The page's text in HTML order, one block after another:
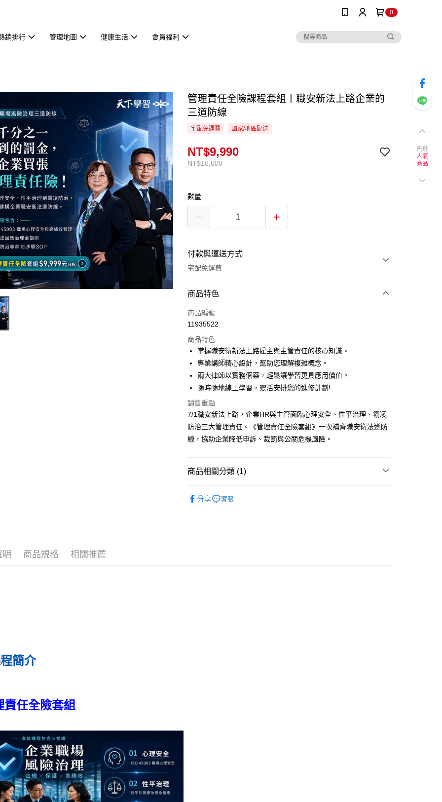
0
銷排行 管理地圖 健康生活 會員福利
管理責任全險課程套組丨職安新法上路企業的
三道防線
宅配免運費 國家/地區配送
NT$16,600
NT$9,990
數量
付款與運送方式
宅配免運費
付款方式
信用卡一次付款
Apple Pay
街口支付
悠遊付
運送方式
宅配
數位商品免運
數位商品離島免運
商品特色
商品編號
11935522
商品特色
掌握職安衛新法上路雇主與主管責任的核心知識。
專業講師精心設計，幫助您理解複雜概念。
兩大律師以實務個案，輕鬆讓學習更具應用價值。
隨時隨地線上學習，靈活安排您的進修計劃!
銷售重點
7/1職安新法上路，企業HR與主管面臨心理安全、性平治理、霸凌
防治三大管理責任。《管理責任全險套組》一次補齊職安衛法遵防
線，協助企業降低申訴、裁罰與公關危機風險。
商品相關分類 (1)
分享
客服
明 商品規格 相關推薦
簡介
責任全險套組
先逛
人氣
商品